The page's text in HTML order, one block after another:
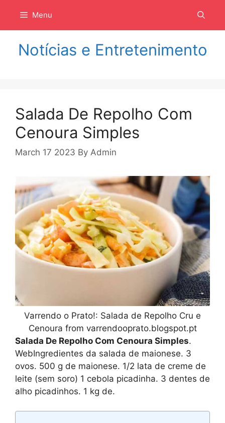
isi
Menu
Notícias e Entretenimento
Salada De Repolho Com
Cenoura Simples
March 17 2023 By Admin
Varrendo o Prato!: Salada de Repolho Cru e
Cenoura from varrendooprato.blogspot.pt
Salada De Repolho Com Cenoura Simples.
WebIngredientes da salada de maionese. 3
ovos. 500 g de maionese. 1/2 lata de creme de
leite (sem soro) 1 cebola picadinha. 3 dentes de
alho picadinhos. 1 kg de.